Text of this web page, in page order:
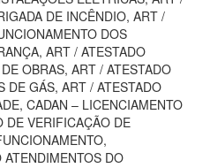
DE INCÊNDIO, ART /
DOS
ART / ATESTADO
OBRAS, ART / ATESTADO
DE GÁS, ART / ATESTADO
CADAN – LICENCIAMENTO
DE VERIFICAÇÃO DE
DO